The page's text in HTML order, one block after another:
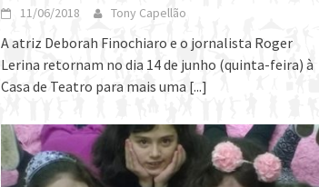
11/06/2018 Tony Capellão
A atriz Deborah Finochiaro e o jornalista Roger
Lerina retornam no dia 14 de junho (quinta-feira) à
Casa de Teatro para mais uma [...]